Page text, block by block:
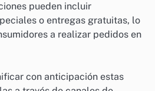
pueden incluir
o entregas gratuitas, lo
a realizar pedidos en
con anticipación estas